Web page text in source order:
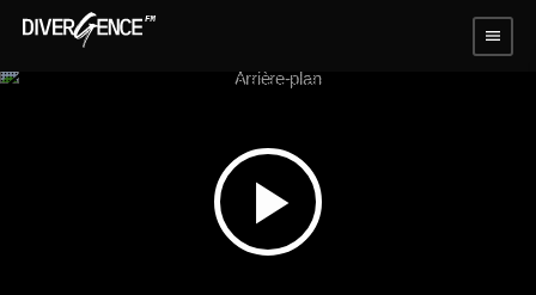
menu
play_arrow